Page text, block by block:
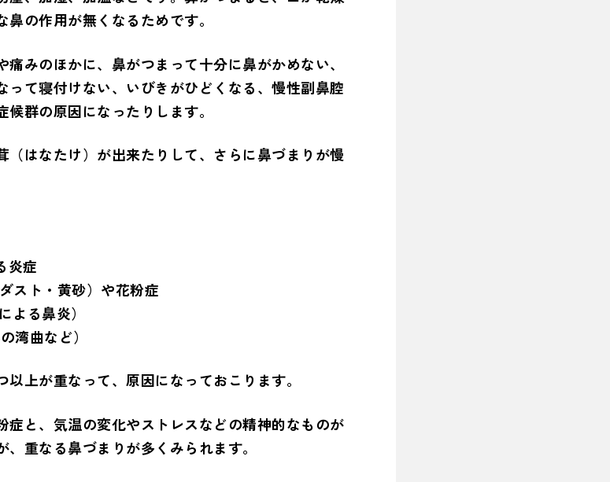
の作用が無くなるためです。
みのほかに、鼻がつまって十分に鼻がかめない、
って寝付けない、いびきがひどくなる、慢性副鼻腔
群の原因になったりします。
（はなたけ）が出来たりして、さらに鼻づまりが慢
炎症
スト・黄砂）や花粉症
よる鼻炎）
湾曲など）
上が重なって、原因になっておこります。
症と、気温の変化やストレスなどの精神的なものが
重なる鼻づまりが多くみられます。